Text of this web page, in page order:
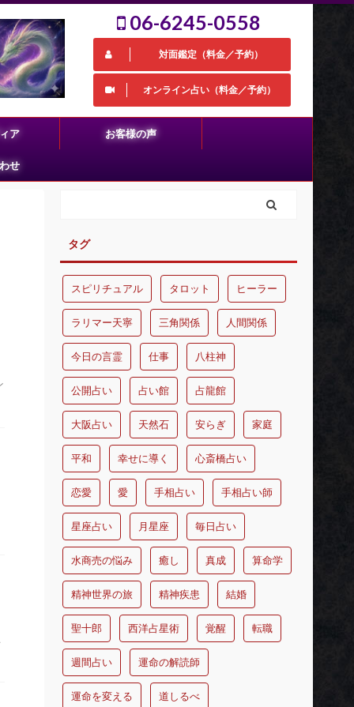
06-6245-0558
対面鑑定（料金／予約）
オンライン占い（料金／予約）
ア お客様の声
せ
タグ
スピリチュアル タロット ヒーラー
ラリマー天寧 三角関係 人間関係
今日の言霊 仕事 八柱神
公開占い 占い館 占龍館
大阪占い 天然石 安らぎ 家庭
平和 幸せに導く 心斎橋占い
恋愛 愛 手相占い 手相占い師
星座占い 月星座 毎日占い
水商売の悩み 癒し 真成 算命学
精神世界の旅 精神疾患 結婚
聖十郎 西洋占星術 覚醒 転職
週間占い 運命の解読師
運命を変える 道しるべ